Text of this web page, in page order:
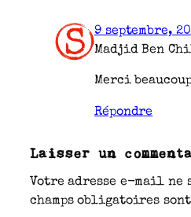
9 septembre,
Madjid Ben
Merci
Répondre
Laisser un
Votre adresse e-mail ne
champs obligatoires